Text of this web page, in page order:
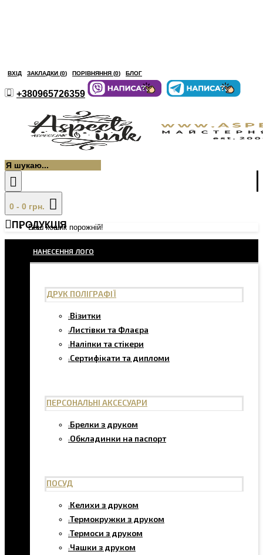
ВХІД ЗАКЛАДКИ (0) ПОРІВНЯННЯ (0) БЛОГ
+380965726359
0 - 0 грн.
Ваш кошик порожній!
ПРОДУКЦІЯ
НАНЕСЕННЯ ЛОГО
ДРУК ПОЛІГРАФІЇ
Візитки
Листівки та Флаєра
Наліпки та стікери
Сертифікати та дипломи
ПЕРСОНАЛЬНІ АКСЕСУАРИ
Брелки з друком
Обкладинки на паспорт
ПОСУД
Келихи з друком
Термокружки з друком
Термоси з друком
Чашки з друком